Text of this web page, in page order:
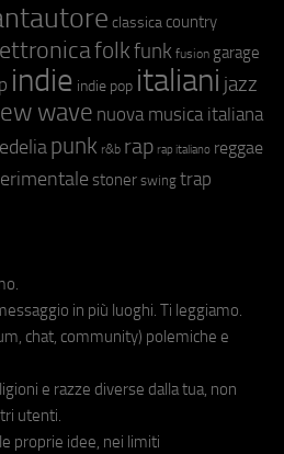
classica country
folkfunk fusion garage
indie indie pop italiani jazz
wave nuova musica italiana
punk r&b rap rap italiano reggae
stoner swing trap
in più luoghi. Ti leggiamo.
chat, community) polemiche e
e razze diverse dalla tua, non
utenti.
proprie idee, nei limiti